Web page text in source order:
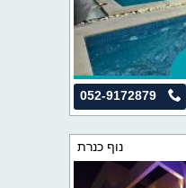
052-9172879
נוף כנרת